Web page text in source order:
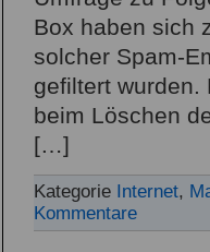
Box haben sich
solcher Spam-
gefiltert wurden.
beim Löschen
[…]
Kategorie Internet,
Kommentare